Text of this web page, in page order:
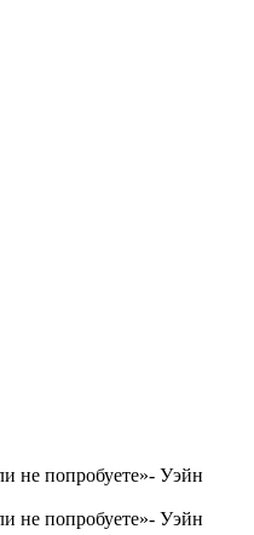
не попробуете»- Уэйн
не попробуете»- Уэйн